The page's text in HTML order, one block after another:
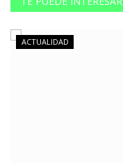
ACTUALIDAD